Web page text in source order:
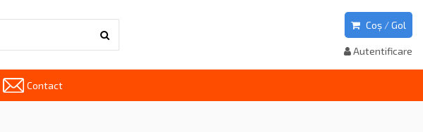
Coș /Gol
Autentificare
Contact